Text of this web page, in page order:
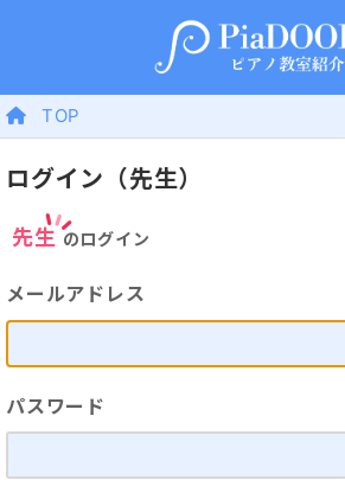
TOP
ログイン（先生）
先生 のログイン
メールアドレス
パスワード